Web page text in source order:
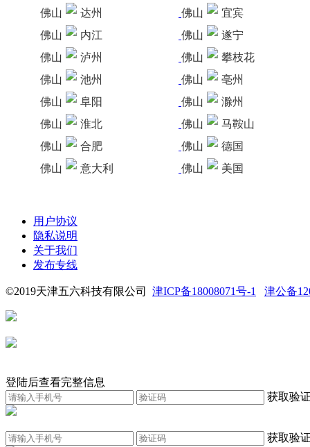
佛山 达州 佛山
宜宾
佛山
内江 佛山
遂宁
佛山
泸州 佛山
攀枝花
佛山
池州 佛山
亳州
佛山
阜阳 佛山
滁州
佛山
淮北 佛山
马鞍山
佛山
合肥 佛山
德国
佛山
意大利 佛山 美国
用户协议
隐私说明
关于我们
发布专线
©2019天津五六科技有限公司 津ICP备18008071号-1 津公备
登陆后查看完整信息
获取验
获取验